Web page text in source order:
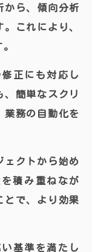
から、傾向分析
これにより、
正にも対応し
、簡単なスクリ
業務の自動化を
ェクトから始め
積み重ねなが
とで、より効果
基準を満たし